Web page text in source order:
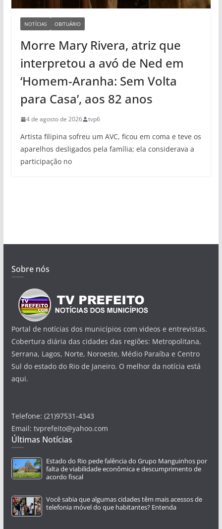
NOTÍCIAS OBITUÁRIO
Morre Mary Rivera, atriz que
interpretou a avó de Ned em
‘Homem-Aranha: Sem Volta
para Casa’, aos 82 anos
4 de agosto de 2026 tvp6
Artista filipina sofreu um AVC, ficou em coma e teve os
aparelhos desligados pela família; ela considerava a
participação no
Sobre nós
Portal de notícias dos municípios com videos e entrevistas.
Cobertura diária das cidades das regiões: Metropolitana,
Serrana, Lagos, Norte, Noroeste, Médio Paraíba e Centro
Sul do estado do Rio de Janeiro. O melhor da notícia está
aqui.
Telefone: (21)97531-4343
Email: tvprefeito@yahoo.com
Últimas Notícias
Estado do Rio pede falência do Grupo Manguinhos por
falta de viabilidade econômica e descumprimento de
acordo fiscal
Você sabia que algumas cidades têm mais acessos de
telefonia móvel do que habitantes? Entenda